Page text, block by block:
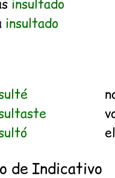
insultado
insultado
de Indicativo